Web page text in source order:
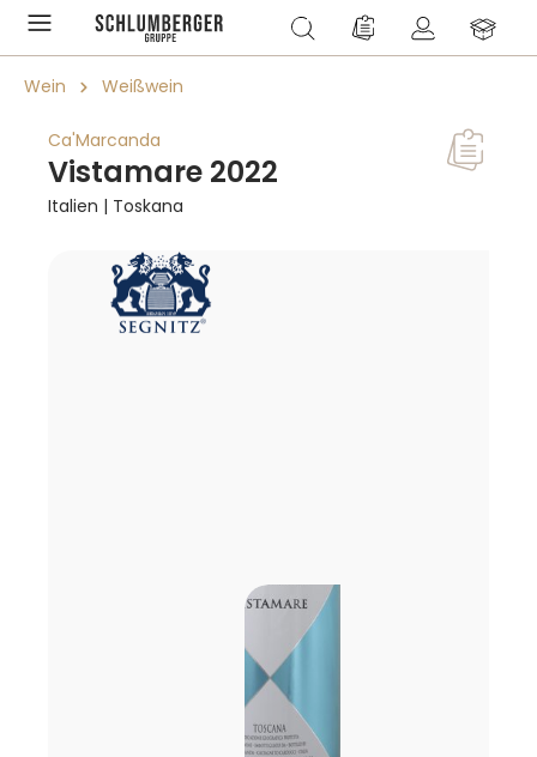
springen Du hast 0 Produkte
Wein Weißwein
Ca'Marcanda
Vistamare 2022
Italien | Toskana
Bildergalerie überspringen